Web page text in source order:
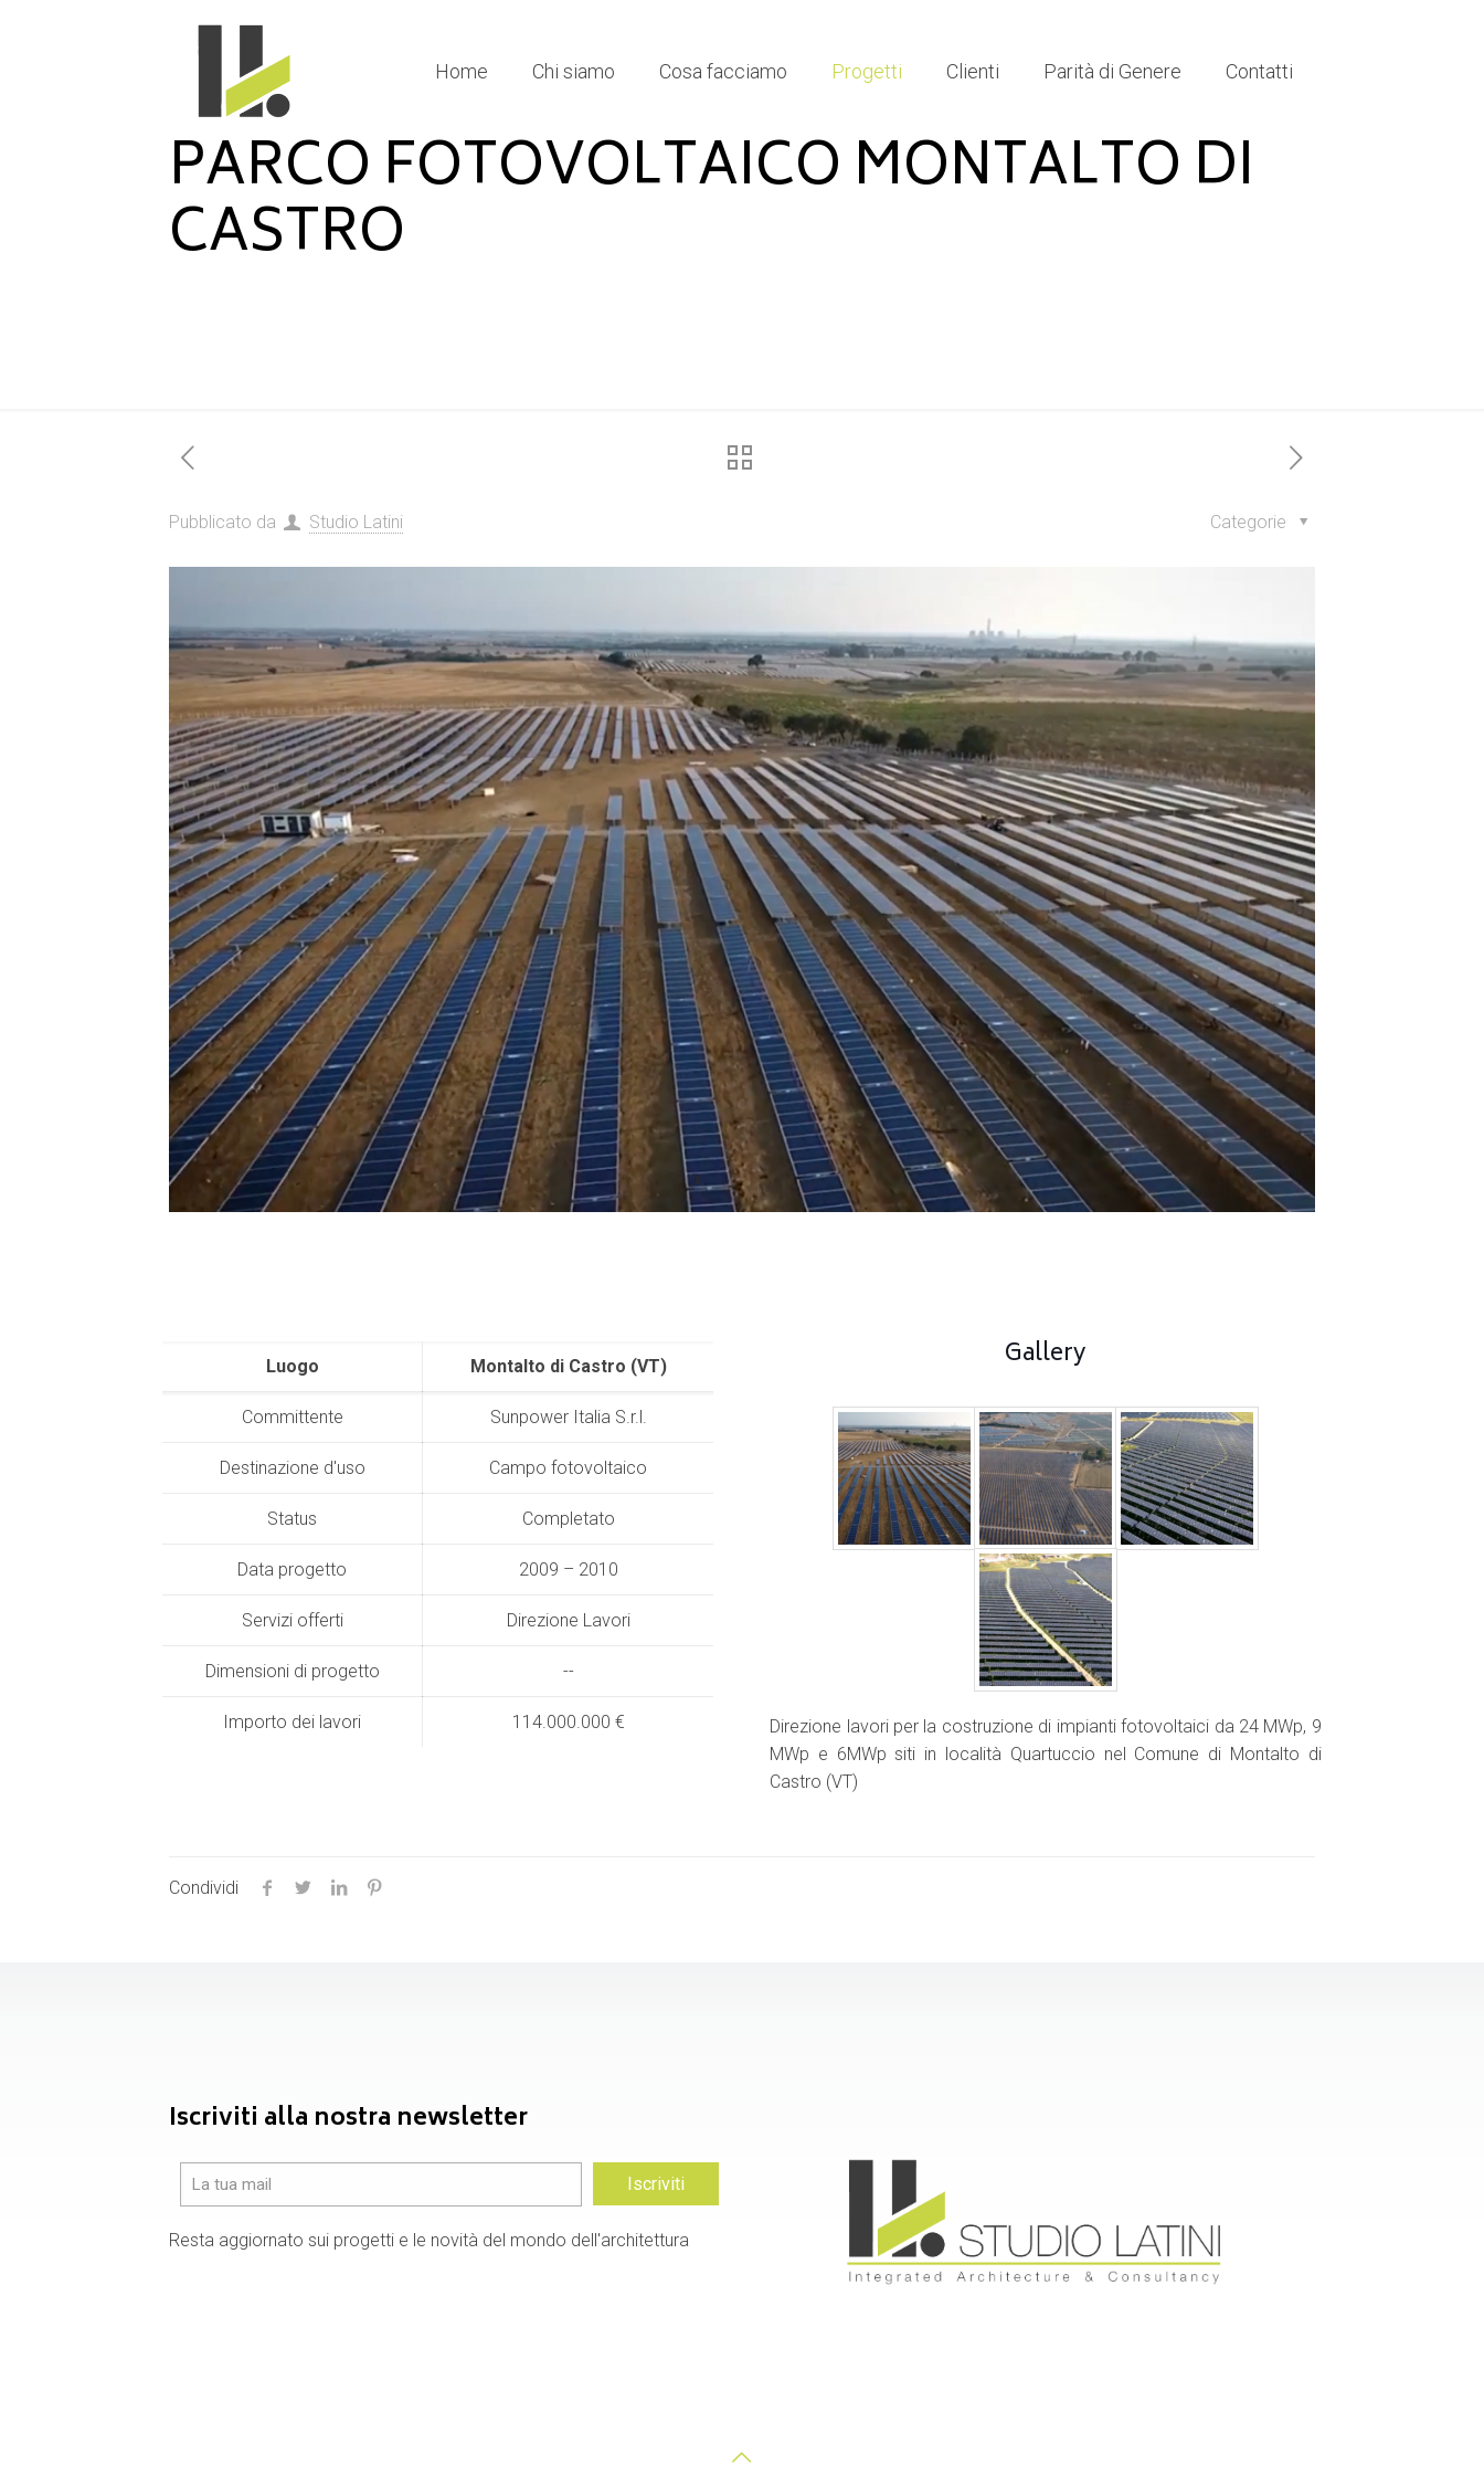
Home Chi siamo Cosa facciamo Progetti Clienti Parità di Genere Contatti
PARCO FOTOVOLTAICO MONTALTO DI
CASTRO
Pubblicato da Studio Latini Categorie
Luogo Montalto di Castro (VT)
Committente Sunpower Italia S.r.l.
Destinazione d'uso Campo fotovoltaico
Status Completato
Data progetto 2009 – 2010
Servizi offerti Direzione Lavori
Dimensioni di progetto --
Importo dei lavori 114.000.000 €
Gallery
Direzione lavori per la costruzione di impianti fotovoltaici da 24 MWp, 9
MWp e 6MWp siti in località Quartuccio nel Comune di Montalto di
Castro (VT)
Condividi
Iscriviti alla nostra newsletter
Resta aggiornato sui progetti e le novità del mondo dell'architettura